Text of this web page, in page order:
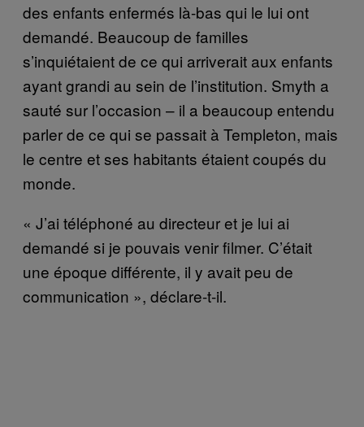
des enfants enfermés là-bas qui le lui ont
demandé. Beaucoup de familles
s’inquiétaient de ce qui arriverait aux enfants
ayant grandi au sein de l’institution. Smyth a
sauté sur l’occasion – il a beaucoup entendu
parler de ce qui se passait à Templeton, mais
le centre et ses habitants étaient coupés du
monde.
« J’ai téléphoné au directeur et je lui ai
demandé si je pouvais venir filmer. C’était
une époque différente, il y avait peu de
communication », déclare-t-il.